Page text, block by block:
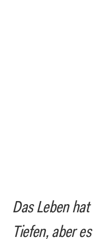
Das Leben
Tiefen, aber